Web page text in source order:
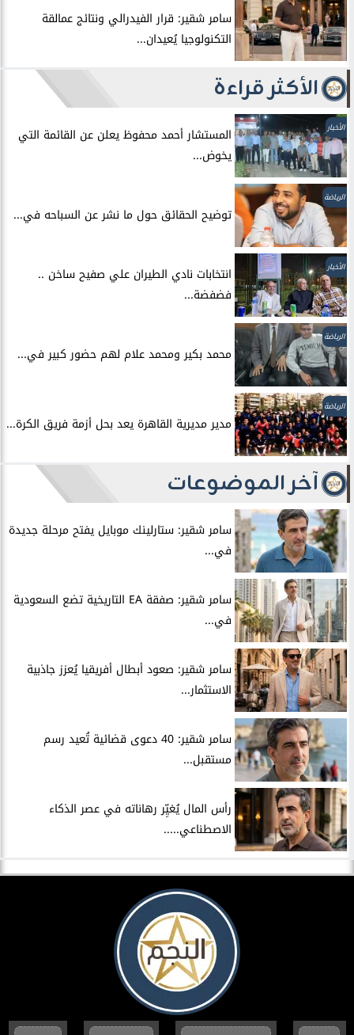
سامر شقير: قرار الفيدرالي ونتائج عمالقة
التكنولوجيا يُعيدان...
الأكثر قراءة
الأخبار
المستشار أحمد محفوظ يعلن عن القائمة التي
يخوض...
الرياضة
توضيح الحقائق حول ما نشر عن السباحه في...
الأخبار
انتخابات نادي الطيران علي صفيح ساخن ..
فضفضة...
الرياضة
محمد بكير ومحمد علام لهم حضور كبير في...
الرياضة
مدير مديرية القاهرة يعد بحل أزمة فريق الكرة...
آخر الموضوعات
سامر شقير: ستارلينك موبايل يفتح مرحلة جديدة
في...
سامر شقير: صفقة EA التاريخية تضع السعودية
في...
سامر شقير: صعود أبطال أفريقيا يُعزز جاذبية
الاستثمار...
سامر شقير: 40 دعوى قضائية تُعيد رسم
مستقبل...
رأس المال يُغيِّر رهاناته في عصر الذكاء
الاصطناعي.....